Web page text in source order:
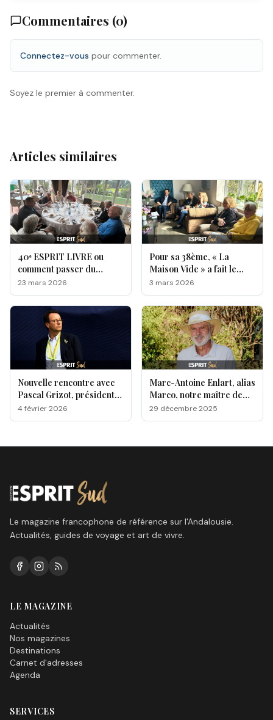
Commentaires (0)
Connectez-vous pour commenter.
Soyez le premier à commenter.
Articles similaires
40ᵉ ESPRIT LIVRE ou
comment passer du
sérieux à la franche
rigolade
23 mars 2026
Pour sa 38ème, « La
Maison Vide » a fait le
plein chez Esprit Livre !
3 mars 2026
Nouvelle rencontre avec
Pascal Grizot, président
de la Fédération française
de golf
4 février 2026
Marc-Antoine Enlart, alias
Marco, notre maître de
cérémonie sur le green !
29 décembre 2025
Le magazine francophone de référence sur l'Andalousie.
Actualités, guides de voyage et art de vivre.
LE MAGAZINE
Actualités
Nos magazines
Destinations
Carnet d'adresses
Agenda
SERVICES